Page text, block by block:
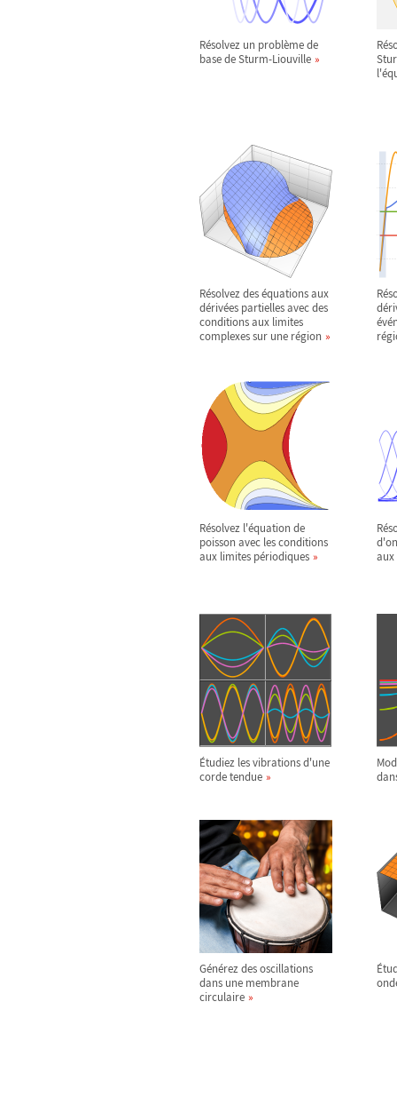
Résolvez un problème de
base de Sturm-Liouville
Résolvez des équations aux
dérivées partielles avec des
conditions aux limites
complexes sur une région
Résolvez l'équation de
poisson avec les conditions
aux limites périodiques
aux
Étudiez les vibrations d'une
corde tendue
Générez des oscillations
dans une membrane
circulaire